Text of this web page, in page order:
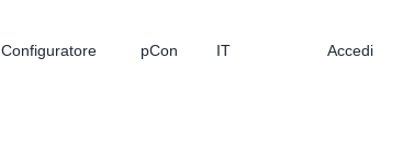
Configuratore pCon IT Accedi